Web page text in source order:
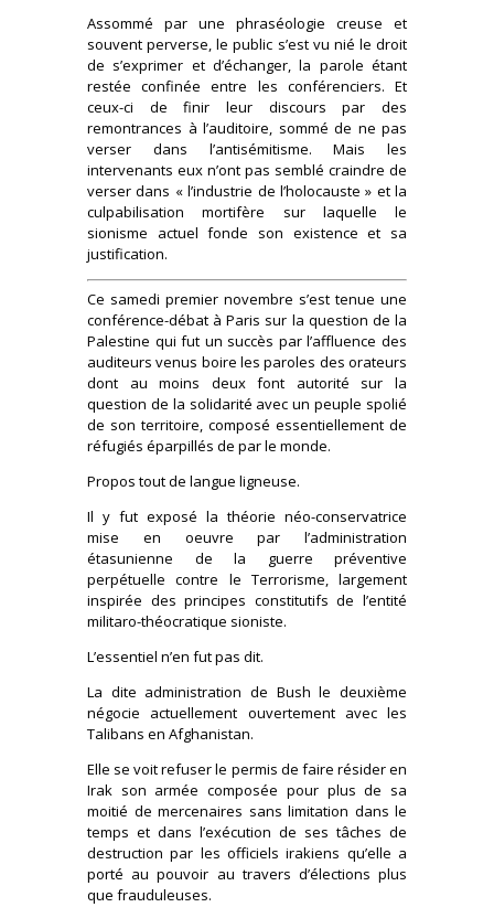
Assommé par une phraséologie creuse et
souvent perverse, le public s’est vu nié le droit
de s’exprimer et d’échanger, la parole étant
restée confinée entre les conférenciers. Et
ceux-ci de finir leur discours par des
remontrances à l’auditoire, sommé de ne pas
verser dans l’antisémitisme. Mais les
intervenants eux n’ont pas semblé craindre de
verser dans « l’industrie de l’holocauste » et la
culpabilisation mortifère sur laquelle le
sionisme actuel fonde son existence et sa
justification.
Ce samedi premier novembre s’est tenue une
conférence-débat à Paris sur la question de la
Palestine qui fut un succès par l’affluence des
auditeurs venus boire les paroles des orateurs
dont au moins deux font autorité sur la
question de la solidarité avec un peuple spolié
de son territoire, composé essentiellement de
réfugiés éparpillés de par le monde.
Propos tout de langue ligneuse.
Il y fut exposé la théorie néo-conservatrice
mise en oeuvre par l’administration
étasunienne de la guerre préventive
perpétuelle contre le Terrorisme, largement
inspirée des principes constitutifs de l’entité
militaro-théocratique sioniste.
L’essentiel n’en fut pas dit.
La dite administration de Bush le deuxième
négocie actuellement ouvertement avec les
Talibans en Afghanistan.
Elle se voit refuser le permis de faire résider en
Irak son armée composée pour plus de sa
moitié de mercenaires sans limitation dans le
temps et dans l’exécution de ses tâches de
destruction par les officiels irakiens qu’elle a
porté au pouvoir au travers d’élections plus
que frauduleuses.